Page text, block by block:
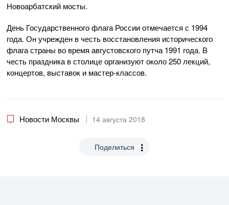
Новоарбатский мосты.
День Государственного флага России отмечается с 1994
года. Он учрежден в честь восстановления исторического
флага страны во время августовского путча 1991 года. В
честь праздника в столице организуют около 250 лекций,
концертов, выставок и мастер-классов.
Новости Москвы 14 августа 2018
Поделиться